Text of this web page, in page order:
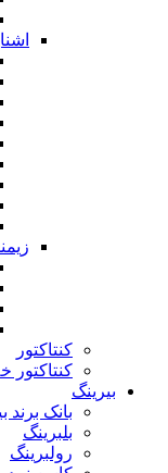
کنتاکتور
کنتاکتور
بیرینگ
بانک برند
بلبرینگ
رولبرینگ